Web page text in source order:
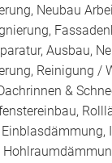
Neubau
Ausbau,
Reinigung /
&